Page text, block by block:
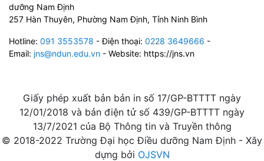
dưỡng Nam Định
257 Hàn Thuyên, Phường Nam Định, Tỉnh Ninh Bình
Hotline: 091 3553578 - Điện thoại: 0228 3649666 -
Email: jns@ndun.edu.vn - Website: https://jns.vn
Giấy phép xuất bản bản in số 17/GP-BTTTT ngày
12/01/2018 và bản điện tử số 439/GP-BTTTT ngày
13/7/2021 của Bộ Thông tin và Truyền thông
© 2018-2022 Trường Đại học Điều dưỡng Nam Định - Xây
dựng bởi OJSVN